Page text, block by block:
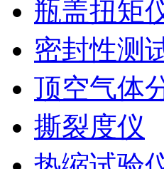
瓶盖扭矩
密封性测
顶空气体
撕裂度仪